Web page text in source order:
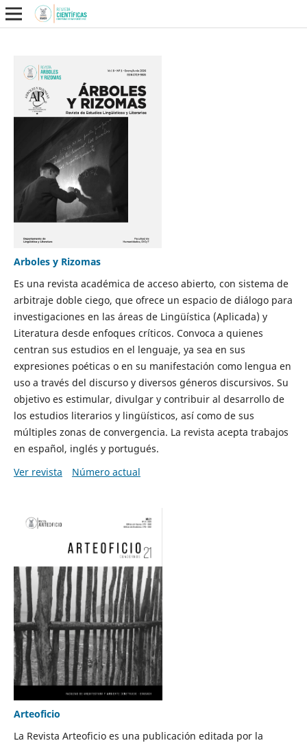
Arboles y Rizomas
Es una revista académica de acceso abierto, con sistema de
arbitraje doble ciego, que ofrece un espacio de diálogo para
investigaciones en las áreas de Lingüística (Aplicada) y
Literatura desde enfoques críticos. Convoca a quienes
centran sus estudios en el lenguaje, ya sea en sus
expresiones poéticas o en su manifestación como lengua en
uso a través del discurso y diversos géneros discursivos. Su
objetivo es estimular, divulgar y contribuir al desarrollo de
los estudios literarios y lingüísticos, así como de sus
múltiples zonas de convergencia. La revista acepta trabajos
en español, inglés y portugués.
Ver revista
Número actual
Arteoficio
La Revista Arteoficio es una publicación editada por la